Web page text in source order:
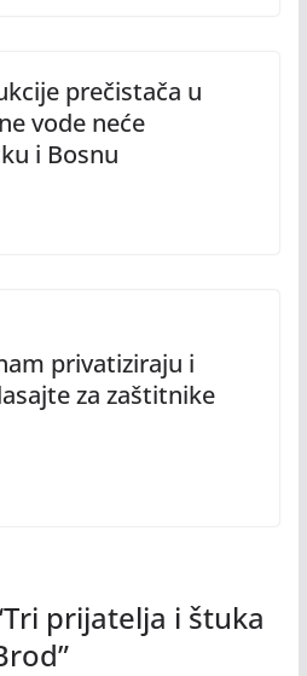
prečistača u
vode neće
i Bosnu
privatiziraju i
za zaštitnike
Tri prijatelja i štuka
”